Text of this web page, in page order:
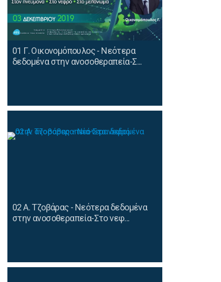
01 Γ. Οικονομόπουλος - Νεότερα
δεδομένα στην ανοσοθεραπεία-Σ...
02 Α. Τζοβάρας - Νεότερα δεδομένα
στην ανοσοθεραπεία-Στο νεφ...